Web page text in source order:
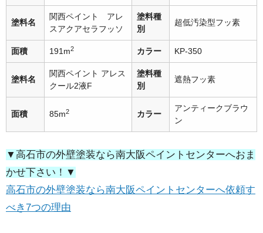
塗料名
関西ペイント アレ
スアクアセラフッソ
塗料種
別
超低汚染型フッ素
面積 191m2 カラー KP-350
塗料名
関西ペイント アレス
クール2液F
塗料種
別
遮熱フッ素
面積 85m2 カラー
アンティークブラウ
ン
▼高石市の外壁塗装なら南大阪ペイントセンターへおま
かせ下さい！▼
高石市の外壁塗装なら南大阪ペイントセンターへ依頼す
べき7つの理由